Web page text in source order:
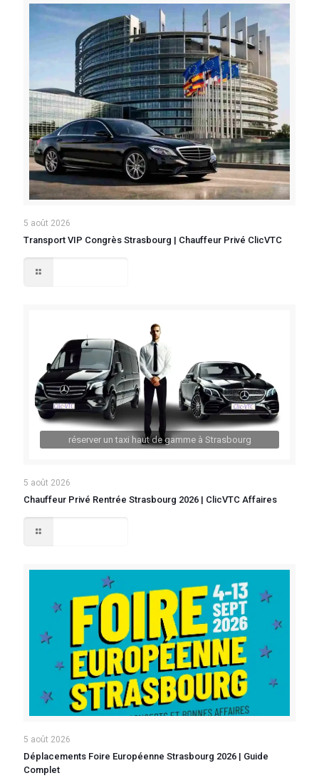
5 août 2026
Transport VIP Congrès Strasbourg | Chauffeur Privé ClicVTC
réserver un taxi haut de gamme à Strasbourg
5 août 2026
Chauffeur Privé Rentrée Strasbourg 2026 | ClicVTC Affaires
5 août 2026
Déplacements Foire Européenne Strasbourg 2026 | Guide
Complet